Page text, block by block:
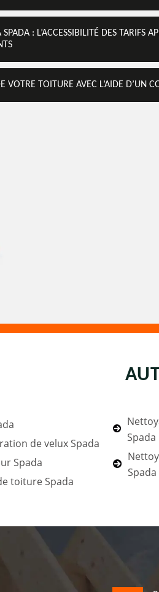
: L’ACCESSIBILITÉ DES TARIFS
VOTRE TOITURE AVEC L’AIDE D’UN
de velux Spada
Spada
toiture Spada
Spada
Spada